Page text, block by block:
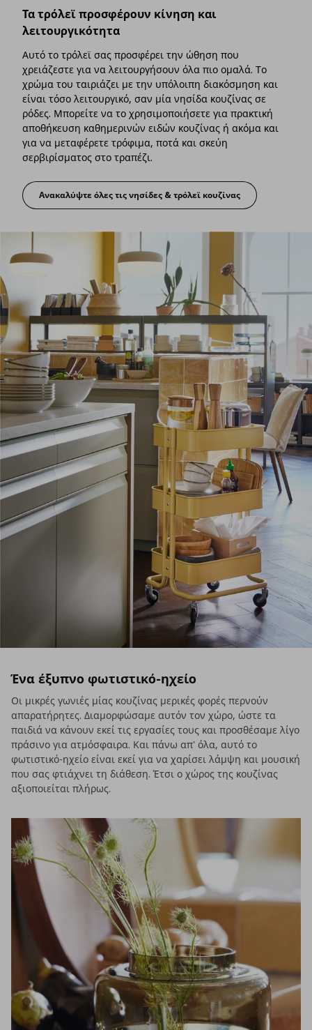
Τα τρόλεϊ προσφέρουν κίνηση και
λειτουργικότητα
Αυτό το τρόλεϊ σας προσφέρει την ώθηση που
χρειάζεστε για να λειτουργήσουν όλα πιο ομαλά. Το
χρώμα του ταιριάζει με την υπόλοιπη διακόσμηση και
είναι τόσο λειτουργικό, σαν μία νησίδα κουζίνας σε
ρόδες. Μπορείτε να το χρησιμοποιήσετε για πρακτική
αποθήκευση καθημερινών ειδών κουζίνας ή ακόμα και
για να μεταφέρετε τρόφιμα, ποτά και σκεύη
σερβιρίσματος στο τραπέζι.
Τα τρόλεϊ προσφέρουν κίνηση και
Ανακαλύψτε όλες τις νησίδες & τρόλεϊ κουζίνας
Ένα έξυπνο φωτιστικό-ηχείο
Οι μικρές γωνιές μίας κουζίνας μερικές φορές περνούν
απαρατήρητες. Διαμορφώσαμε αυτόν τον χώρο, ώστε τα
παιδιά να κάνουν εκεί τις εργασίες τους και προσθέσαμε λίγο
πράσινο για ατμόσφαιρα. Και πάνω απ' όλα, αυτό το
φωτιστικό-ηχείο είναι εκεί για να χαρίσει λάμψη και μουσική
που σας φτιάχνει τη διάθεση. Έτσι ο χώρος της κουζίνας
αξιοποιείται πλήρως.